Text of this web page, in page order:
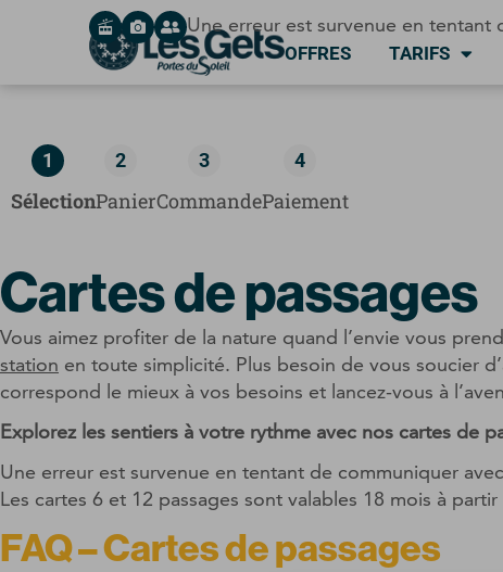
Une erreur est survenue en tentant
OFFRES TARIFS
Sélection
1
Panier
2
Commande
3
Paiement
4
Cartes de passages
Vous aimez profiter de la nature quand l’envie vous
station en toute simplicité. Plus besoin de vous soucier
correspond le mieux à vos besoins et lancez-vous à
Explorez les sentiers à votre rythme avec nos cartes de
Une erreur est survenue en tentant de communiquer
Les cartes 6 et 12 passages sont valables 18 mois à
FAQ – Cartes de passages
Panneau de gestion des cookies